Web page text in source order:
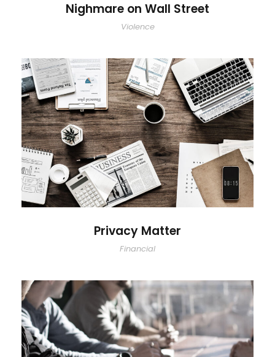
Nighmare on Wall Street
Violence
Privacy Matter
Privacy Matter
Financial
MaTix Tax Invation